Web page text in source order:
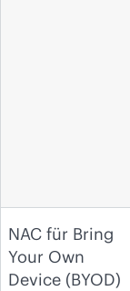
NAC für Bring
Your Own
Device (BYOD)